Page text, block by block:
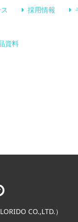
採用情報
資料
CO.,LTD.）